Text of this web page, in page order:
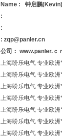
Name : 钟启鹏(Kevin)
:
:
: zqp@panler.cn
公司： www.panler.ｃ
上海盼乐电气 专业欧
上海盼乐电气 专业欧
上海盼乐电气 专业欧
上海盼乐电气 专业欧
上海盼乐电气 专业欧
上海盼乐电气 专业欧
上海盼乐电气 专业欧